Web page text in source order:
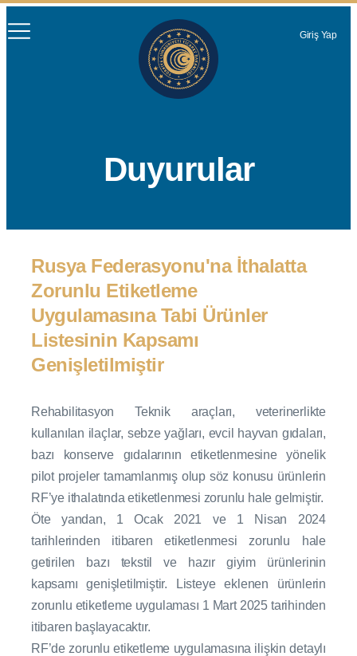
Giriş Yap
Duyurular
Rusya Federasyonu'na İthalatta
Zorunlu Etiketleme
Uygulamasına Tabi Ürünler
Listesinin Kapsamı
Genişletilmiştir
Rehabilitasyon Teknik araçları, veterinerlikte
kullanılan ilaçlar, sebze yağları, evcil hayvan gıdaları,
bazı konserve gıdalarının etiketlenmesine yönelik
pilot projeler tamamlanmış olup söz konusu ürünlerin
RF’ye ithalatında etiketlenmesi zorunlu hale gelmiştir.
Öte yandan, 1 Ocak 2021 ve 1 Nisan 2024
tarihlerinden itibaren etiketlenmesi zorunlu hale
getirilen bazı tekstil ve hazır giyim ürünlerinin
kapsamı genişletilmiştir. Listeye eklenen ürünlerin
zorunlu etiketleme uygulaması 1 Mart 2025 tarihinden
itibaren başlayacaktır.
RF’de zorunlu etiketleme uygulamasına ilişkin detaylı